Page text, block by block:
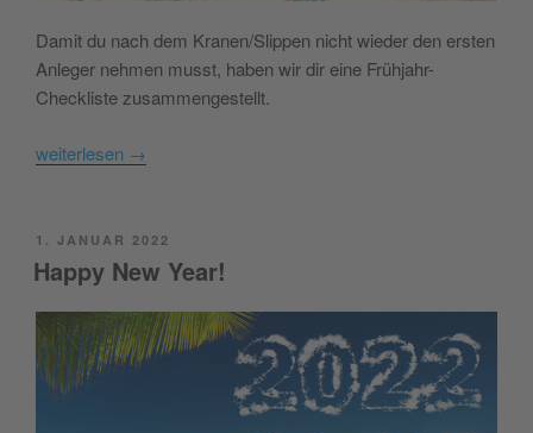
Damit du nach dem Kranen/Slippen nicht wieder den ersten
Anleger nehmen musst, haben wir dir eine Frühjahr-
Checkliste zusammengestellt.
weiterlesen →
POSTED
ON
1. JANUAR 2022
Happy New Year!